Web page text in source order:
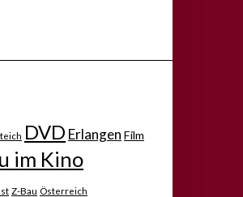
DVD Erlangen Film
im Kino
Z-Bau Österreich